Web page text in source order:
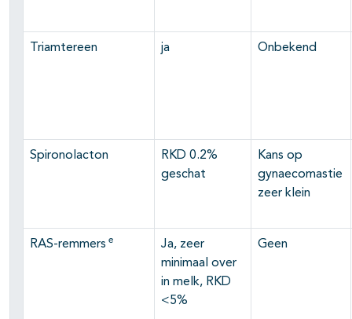
Triamtereen ja Onbekend
Spironolacton
RKD 0.2%
geschat
Kans op
gynaecomastie
zeer klein
RAS-remmers e
Ja, zeer
minimaal over
in melk, RKD
<5%
Geen